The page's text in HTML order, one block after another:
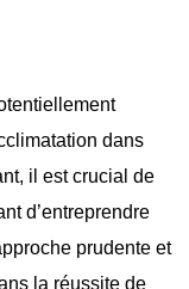
dans
il est crucial de
d’entreprendre
prudente et
la réussite de